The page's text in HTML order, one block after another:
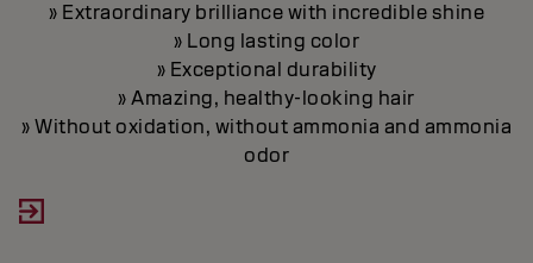
» Extraordinary brilliance with incredible shine
» Long lasting color
» Exceptional durability
» Amazing, healthy-looking hair
» Without oxidation, without ammonia and ammonia
odor